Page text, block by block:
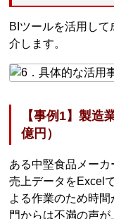
BIツールを活用し
介します。
【事例1】製造
億円）
ある中堅食品メー
売上データをExcel
よる作業のため時
門からは不満の声